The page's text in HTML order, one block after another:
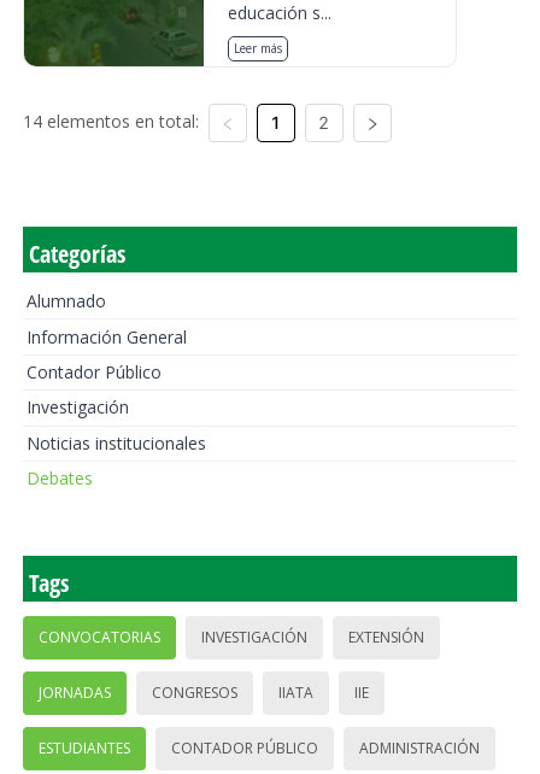
educación s...
Leer más
14 elementos en total: 1 2
Categorías
Alumnado
Información General
Contador Público
Investigación
Noticias institucionales
Debates
Tags
CONVOCATORIAS INVESTIGACIÓN EXTENSIÓN
JORNADAS CONGRESOS IIATA IIE
ESTUDIANTES CONTADOR PÚBLICO ADMINISTRACIÓN